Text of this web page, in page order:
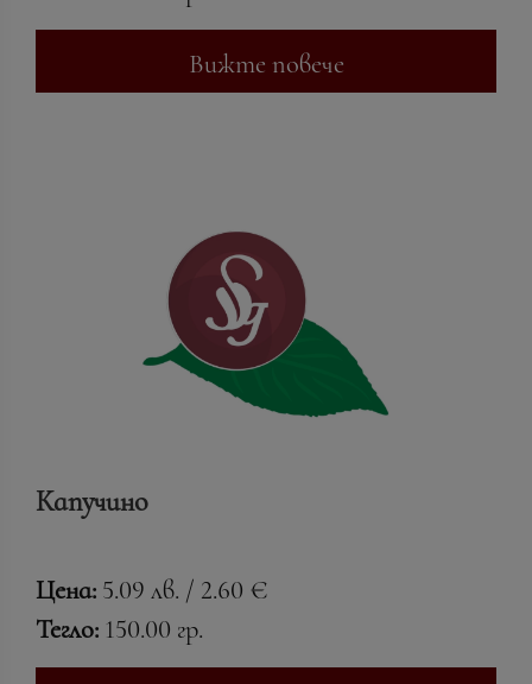
Вижте повече
Капучино
Цена: 5.09 лв. / 2.60 €
Тегло: 150.00 гр.